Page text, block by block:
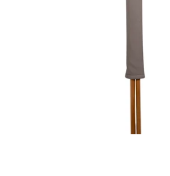
Handschuhe
Schuhe